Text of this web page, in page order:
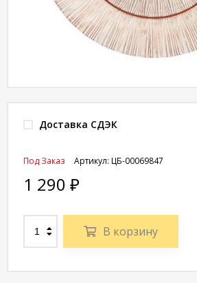
Доставка СДЭК
Артикул: ЦБ-00069847
Под Заказ
1 290 ₽
В корзину